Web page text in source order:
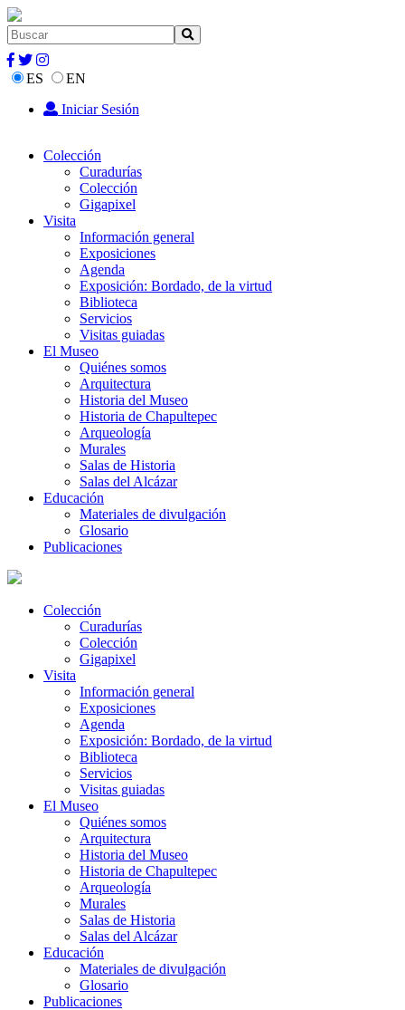
ES
EN
Iniciar Sesión
Colección
Curadurías
Colección
Gigapixel
Visita
Información general
Exposiciones
Agenda
Exposición: Bordado, de la virtud
Biblioteca
Servicios
Visitas guiadas
El Museo
Quiénes somos
Arquitectura
Historia del Museo
Historia de Chapultepec
Arqueología
Murales
Salas de Historia
Salas del Alcázar
Educación
Materiales de divulgación
Glosario
Publicaciones
Colección
Curadurías
Colección
Gigapixel
Visita
Información general
Exposiciones
Agenda
Exposición: Bordado, de la virtud
Biblioteca
Servicios
Visitas guiadas
El Museo
Quiénes somos
Arquitectura
Historia del Museo
Historia de Chapultepec
Arqueología
Murales
Salas de Historia
Salas del Alcázar
Educación
Materiales de divulgación
Glosario
Publicaciones